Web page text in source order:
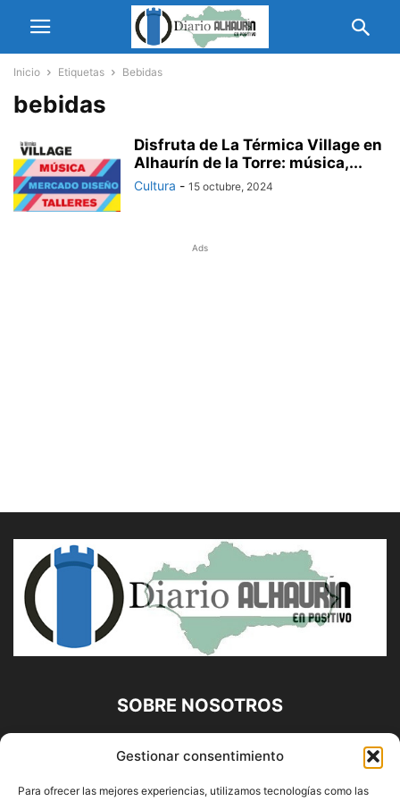
Gestionar consentimiento
Para ofrecer las mejores experiencias, utilizamos tecnologías como las
Inicio Etiquetas Bebidas
bebidas
Disfruta de La Térmica Village en
Alhaurín de la Torre: música,...
Cultura - 15 octubre, 2024
Ads
SOBRE NOSOTROS
Diario Alhaurín (www.alhaurindelatorre.com) Propiedad de
Francisco E. López López | 639 95 71 95 | Noticias de
Alhaurín de la Torre, Málaga y Provincia|